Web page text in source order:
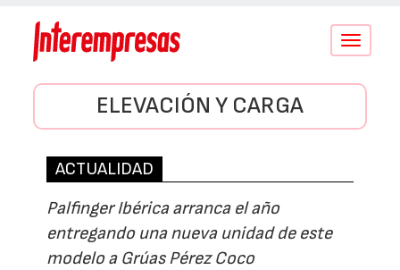
Conmutar
ELEVACIÓN Y CARGA
ACTUALIDAD
Palfinger Ibérica arranca el año
entregando una nueva unidad de este
modelo a Grúas Pérez Coco